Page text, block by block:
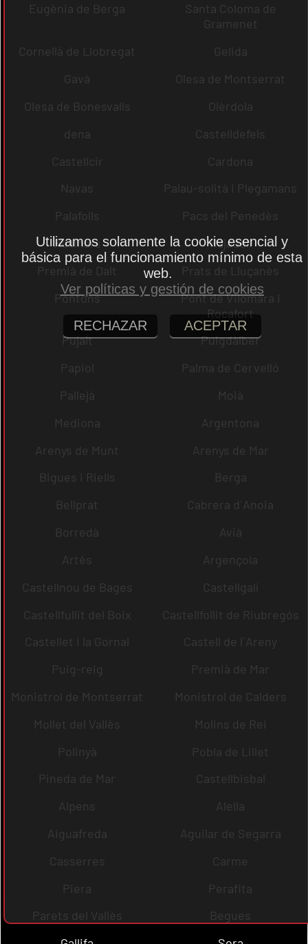
Eugènia de Berga
Santa Coloma de
Gramenet
Cornellà de Llobregat
Gelida
Gavà
Olesa de Montserrat
Olesa de Bonesvalls
Olèrdola
dena
Castelldefels
Castellcir
Cardona
Navas
Palau-solità i Plegamans
Palafolls
Pacs del Penedès
Rellinars
Rajadell
Premià de Dalt
Prats de Lluçanès
Pontons
Pont de Vilomara i
Rocafort
Pujalt
Puigdàlber
Papiol
Palma de Cervelló
Pallejà
Moià
Mediona
Argentona
Arenys de Munt
Arenys de Mar
Bigues i Riells
Berga
Bellprat
Cabrera d´Anoia
Borredà
Avià
Artés
Argençola
Castellnou de Bages
Castellgalí
Castellfullit del Boix
Castellfollit de Riubregós
Castellet i la Gornal
Castell de l´Areny
Puig-reig
Premià de Mar
Monistrol de Montserrat
Monistrol de Calders
Mollet del Vallès
Molins de Rei
Polinyà
Pobla de Lillet
Pineda de Mar
Castellbisbal
Alpens
Alella
Aiguafreda
Aguilar de Segarra
Casserres
Carme
Piera
Perafita
Parets del Vallès
Begues
Utilizamos solamente la cookie esencial y
básica para el funcionamiento mínimo de esta
web.
Ver políticas y gestión de cookies
RECHAZAR ACEPTAR